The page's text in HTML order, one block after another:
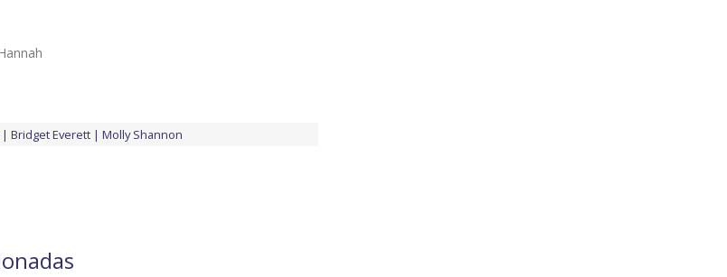
Bridget Everett Molly Shannon